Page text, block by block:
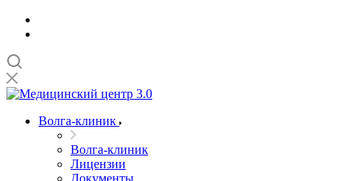
Волга-клиник
Волга-клиник
Лицензии
Документы